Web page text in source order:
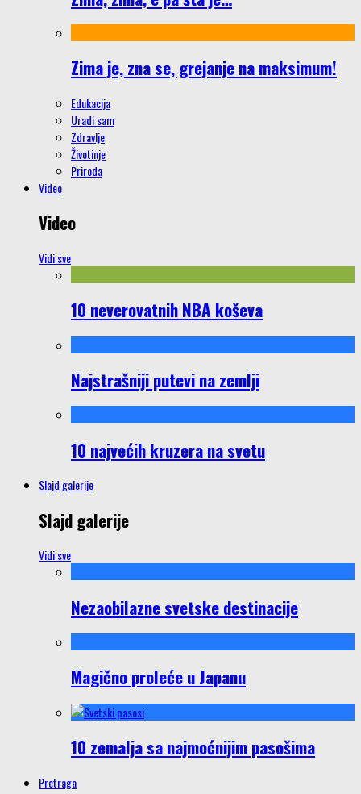
Zima je, zna se, grejanje na maksimum!
Edukacija
Uradi sam
Zdravlje
Životinje
Priroda
Video
Video
Vidi sve
10 neverovatnih NBA koševa
Najstrašniji putevi na zemlji
10 najvećih kruzera na svetu
Slajd galerije
Slajd galerije
Vidi sve
Nezaobilazne svetske destinacije
Magično proleće u Japanu
10 zemalja sa najmoćnijim pasošima
Pretraga